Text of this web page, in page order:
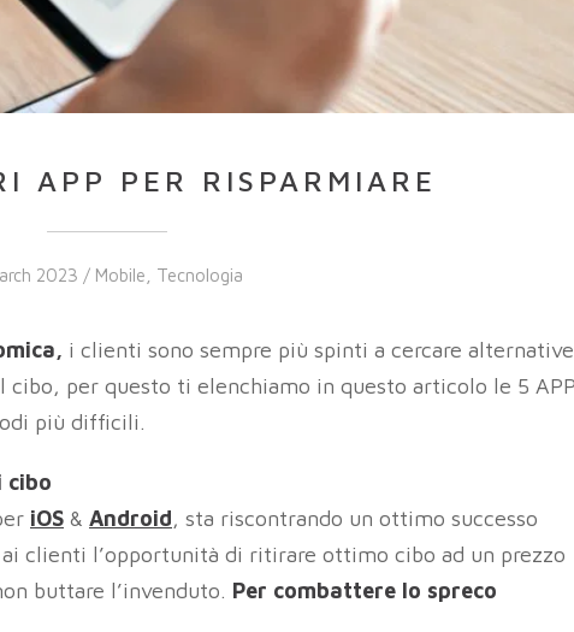
APP PER RISPARMIARE
2023 / Mobile Tecnologia
i clienti sono sempre più spinti a cercare alternative
per questo ti elenchiamo in questo articolo le 5
più difficili.
cibo
iOS & Android, sta riscontrando un ottimo successo
clienti l’opportunità di ritirare ottimo cibo ad un prezzo
buttare l’invenduto. Per combattere lo spreco